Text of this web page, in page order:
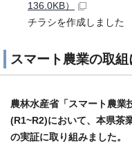
136.0KB）
チラシを作成しました
スマート農業の取組
農林水産省「スマート農業
(R1~R2)において、本県茶
の実証に取り組みました。